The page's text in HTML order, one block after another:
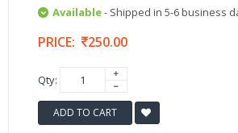
Available- Shipped in 5-6 business
PRICE: 250.00
Qty:
ADD TO CART